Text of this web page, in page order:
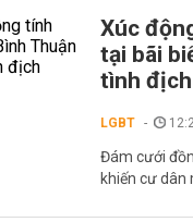
Xúc
tại bãi
tình địch
LGBT
Đám cưới
khiến cư dân